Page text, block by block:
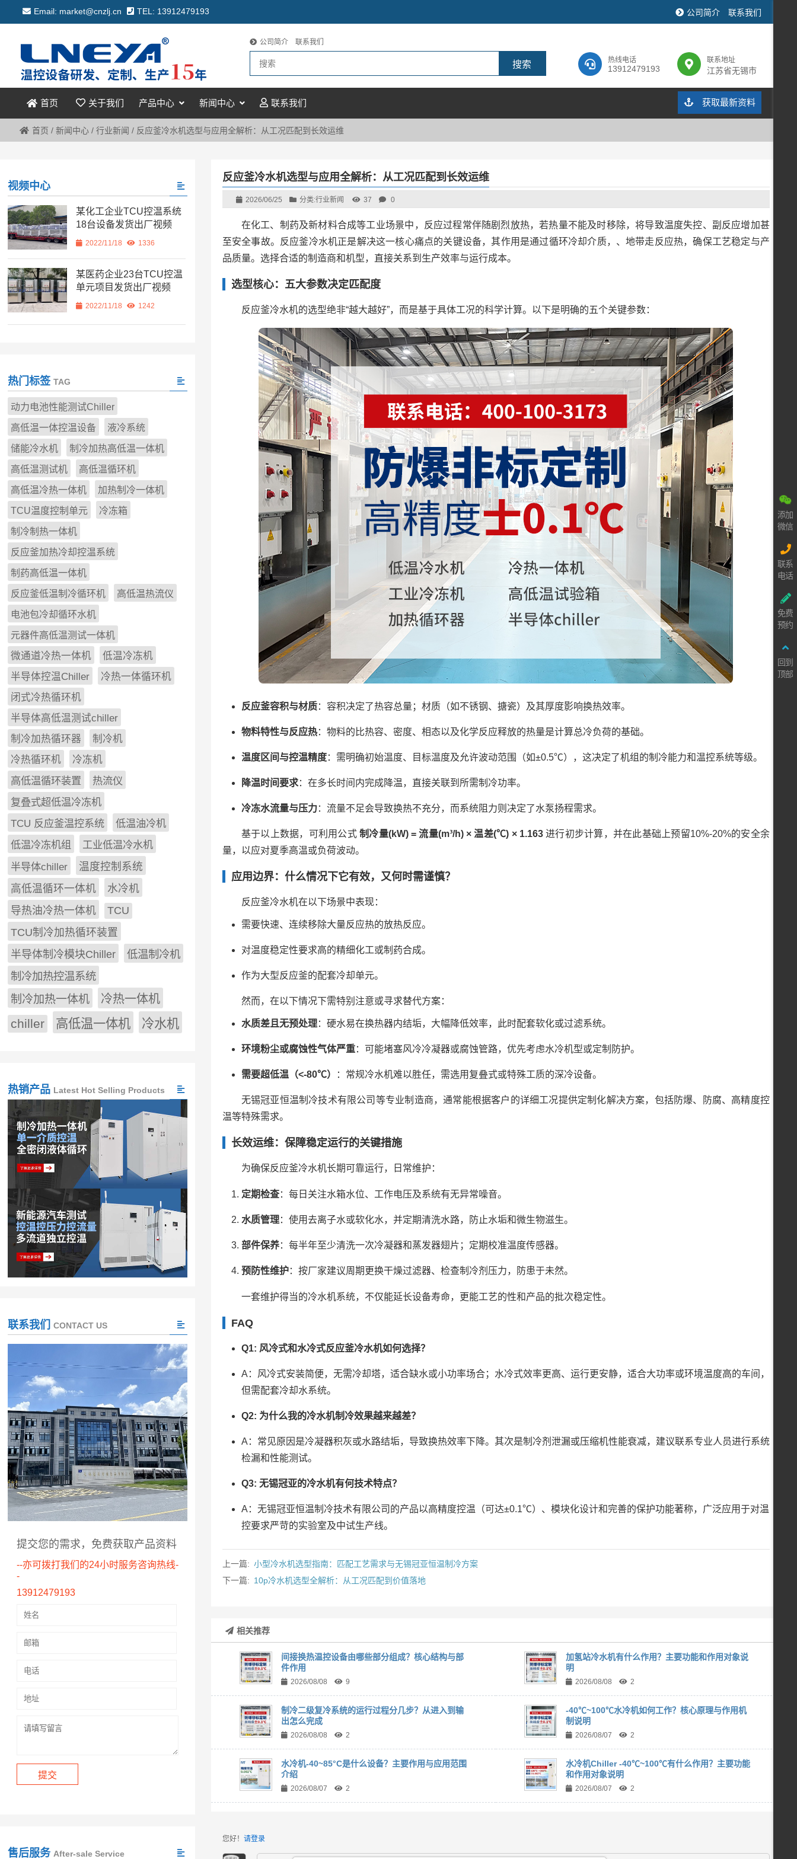
Email: market@cnzlj.cn TEL: 13912479193 公司简介 联系我们
热线电话
13912479193
联系地址
江苏省无锡市
公司简介 联系我们
首页 关于我们 产品中心 新闻中心 联系我们 获取最新资料
首页 / 新闻中心/ 行业新闻 / 反应釜冷水机选型与应用全解析：从工况匹配到长效运维
反应釜冷水机选型与应用全解析：从工况匹配到长效运维
2026/06/25 分类:行业新闻 37 0
在化工、制药及新材料合成等工业场景中，反应过程常伴随剧烈放热，若热量不能及时移除，将导致温度失控、副反应增加甚
至安全事故。反应釜冷水机正是解决这一核心痛点的关键设备，其作用是通过循环冷却介质，、地带走反应热，确保工艺稳定与产
品质量。选择合适的制造商和机型，直接关系到生产效率与运行成本。
选型核心：五大参数决定匹配度
反应釜冷水机的选型绝非“越大越好”，而是基于具体工况的科学计算。以下是明确的五个关键参数：
反应釜容积与材质：容积决定了热容总量；材质（如不锈钢、搪瓷）及其厚度影响换热效率。
物料特性与反应热：物料的比热容、密度、相态以及化学反应释放的热量是计算总冷负荷的基础。
温度区间与控温精度：需明确初始温度、目标温度及允许波动范围（如±0.5℃），这决定了机组的制冷能力和温控系统等级。
降温时间要求：在多长时间内完成降温，直接关联到所需制冷功率。
冷冻水流量与压力：流量不足会导致换热不充分，而系统阻力则决定了水泵扬程需求。
基于以上数据，可利用公式制冷量(kW) = 流量(m³/h) × 温差(℃) × 1.163进行初步计算，并在此基础上预留10%-20%的安全余
量，以应对夏季高温或负荷波动。
应用边界：什么情况下它有效，又何时需谨慎？
反应釜冷水机在以下场景中表现：
需要快速、连续移除大量反应热的放热反应。
对温度稳定性要求高的精细化工或制药合成。
作为大型反应釜的配套冷却单元。
然而，在以下情况下需特别注意或寻求替代方案：
水质差且无预处理：硬水易在换热器内结垢，大幅降低效率，此时配套软化或过滤系统。
环境粉尘或腐蚀性气体严重：可能堵塞风冷冷凝器或腐蚀管路，优先考虑水冷机型或定制防护。
需要超低温（<-80℃） ：常规冷水机难以胜任，需选用复叠式或特殊工质的深冷设备。
无锡冠亚恒温制冷技术有限公司等专业制造商，通常能根据客户的详细工况提供定制化解决方案，包括防爆、防腐、高精度控
温等特殊需求。
长效运维：保障稳定运行的关键措施
为确保反应釜冷水机长期可靠运行，日常维护：
定期检查：每日关注水箱水位、工作电压及系统有无异常噪音。
水质管理：使用去离子水或软化水，并定期清洗水路，防止水垢和微生物滋生。
部件保养：每半年至少清洗一次冷凝器和蒸发器翅片；定期校准温度传感器。
预防性维护：按厂家建议周期更换干燥过滤器、检查制冷剂压力，防患于未然。
一套维护得当的冷水机系统，不仅能延长设备寿命，更能工艺的性和产品的批次稳定性。
FAQ
Q1: 风冷式和水冷式反应釜冷水机如何选择？
A：风冷式安装简便，无需冷却塔，适合缺水或小功率场合；水冷式效率更高、运行更安静，适合大功率或环境温度高的车间，
但需配套冷却水系统。
Q2: 为什么我的冷水机制冷效果越来越差？
A：常见原因是冷凝器积灰或水路结垢，导致换热效率下降。其次是制冷剂泄漏或压缩机性能衰减，建议联系专业人员进行系统
检漏和性能测试。
Q3: 无锡冠亚的冷水机有何技术特点？
A：无锡冠亚恒温制冷技术有限公司的产品以高精度控温（可达±0.1℃）、模块化设计和完善的保护功能著称，广泛应用于对温
控要求严苛的实验室及中试生产线。
上一篇: 小型冷水机选型指南：匹配工艺需求与无锡冠亚恒温制冷方案
下一篇: 10p冷水机选型全解析：从工况匹配到价值落地
相关推荐
间接换热温控设备由哪些部分组成？核心结构与部
件作用
2026/08/08 9
加氢站冷水机有什么作用？主要功能和作用对象说
明
2026/08/08 2
制冷二级复冷系统的运行过程分几步？从进入到输
出怎么完成
2026/08/08 2
-40℃~100℃水冷机如何工作？核心原理与作用机
制说明
2026/08/07 2
水冷机-40~85°C是什么设备？主要作用与应用范围
介绍
2026/08/07 2
水冷机Chiller -40℃~100℃有什么作用？主要功能
和作用对象说明
2026/08/07 2
您好！ 请登录
视频中心
某化工企业TCU控温系统
18台设备发货出厂视频
2022/11/18 1336
某医药企业23台TCU控温
单元项目发货出厂视频
2022/11/18 1242
热门标签 TAG
动力电池性能测试Chiller
高低温一体控温设备 液冷系统
储能冷水机 制冷加热高低温一体机
高低温测试机 高低温循环机
高低温冷热一体机 加热制冷一体机
TCU温度控制单元 冷冻箱
制冷制热一体机
反应釜加热冷却控温系统
制药高低温一体机
反应釜低温制冷循环机 高低温热流仪
电池包冷却循环水机
元器件高低温测试一体机
微通道冷热一体机
低温冷冻机
半导体控温Chiller
冷热一体循环机
闭式冷热循环机
半导体高低温测试chiller
制冷加热循环器
制冷机
冷热循环机
冷冻机
高低温循环装置
热流仪
复叠式超低温冷冻机
TCU 反应釜温控系统
低温油冷机
低温冷冻机组
工业低温冷水机
半导体chiller
温度控制系统
高低温循环一体机
水冷机
导热油冷热一体机
TCU
TCU制冷加热循环装置
半导体制冷模块Chiller
低温制冷机
制冷加热控温系统
制冷加热一体机
冷热一体机
chiller 高低温一体机 冷水机
热销产品 Latest Hot Selling Products
联系我们 CONTACT US
提交您的需求，免费获取产品资料
--亦可拨打我们的24小时服务咨询热线-
-
13912479193
售后服务 After-sale Service
添加
微信
联系
电话
免费
预约
回到
顶部